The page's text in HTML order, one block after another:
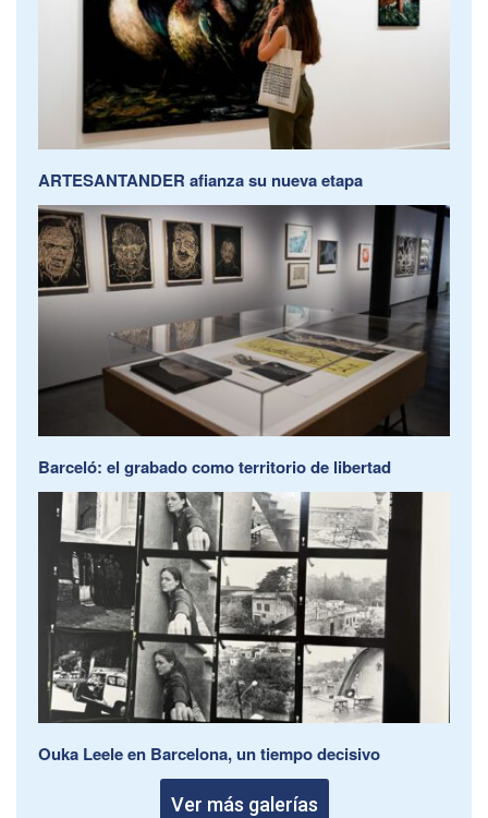
ARTESANTANDER afianza su nueva etapa
Barceló: el grabado como territorio de libertad
Ouka Leele en Barcelona, un tiempo decisivo
Ver más galerías